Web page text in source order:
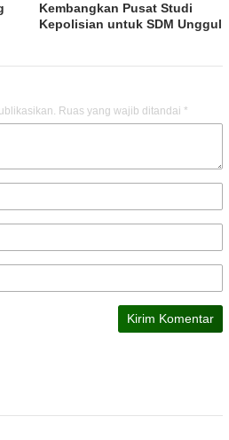
Kembangkan Pusat Studi
Kepolisian untuk SDM Unggul
Ruas yang wajib ditandai *